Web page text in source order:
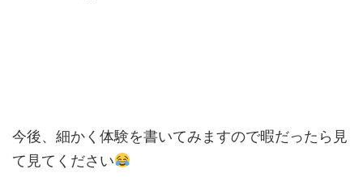
今後、細かく体験を書いてみますので暇だったら見
て見てください